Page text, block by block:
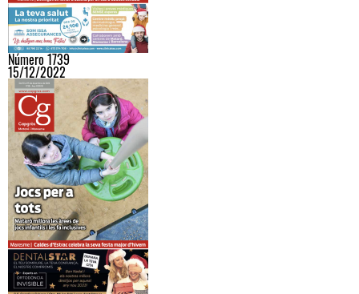
Número 1739
15/12/2022